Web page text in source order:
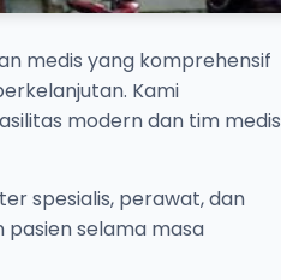
medis yang komprehensif
Kami
modern dan tim medis
spesialis, perawat, dan
selama masa